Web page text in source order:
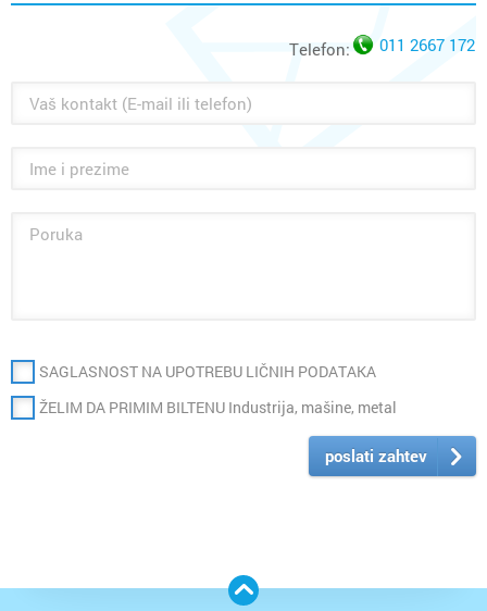
Telefon: 011 2667 172
SAGLASNOST NA UPOTREBU LIČNIH PODATAKA
ŽELIM DA PRIMIM BILTENU Industrija, mašine, metal
poslati zahtev